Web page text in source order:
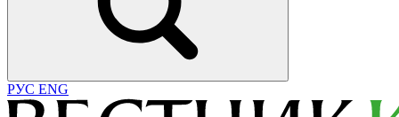
РУС ENG